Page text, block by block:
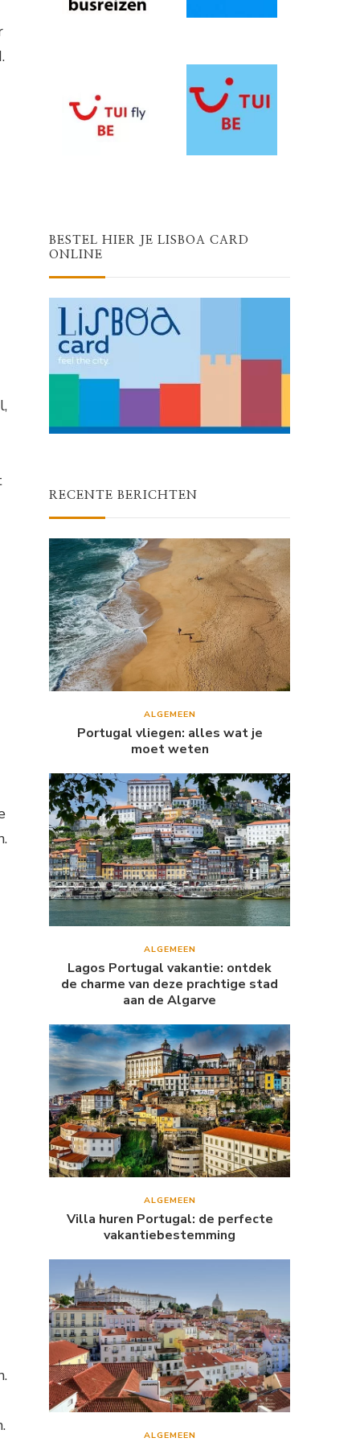
BESTEL HIER JE LISBOA CARD
ONLINE
RECENTE BERICHTEN
ALGEMEEN
Portugal vliegen: alles wat je
moet weten
ALGEMEEN
Lagos Portugal vakantie: ontdek
de charme van deze prachtige stad
aan de Algarve
ALGEMEEN
Villa huren Portugal: de perfecte
vakantiebestemming
ALGEMEEN